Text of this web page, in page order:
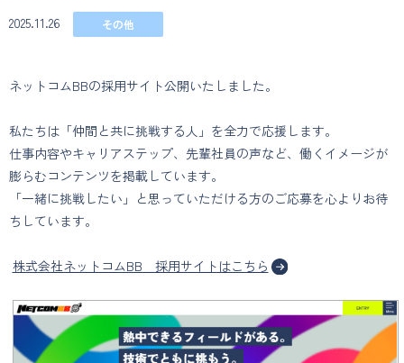
2025.11.26 その他
ネットコムBBの採用サイト公開いたしました。
私たちは「仲間と共に挑戦する人」を全力で応援します。
仕事内容やキャリアステップ、先輩社員の声など、働くイメージが
膨らむコンテンツを掲載しています。
「一緒に挑戦したい」と思っていただける方のご応募を心よりお待
ちしています。
株式会社ネットコムBB 採用サイトはこちら